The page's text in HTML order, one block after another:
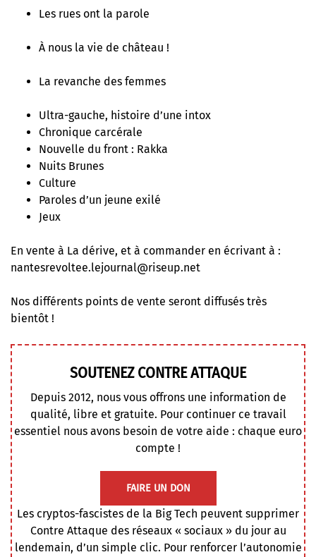
Les rues ont la parole
À nous la vie de château !
La revanche des femmes
Ultra-gauche, histoire d’une intox
Chronique carcérale
Nouvelle du front : Rakka
Nuits Brunes
Culture
Paroles d’un jeune exilé
Jeux
En vente à La dérive, et à commander en écrivant à :
nantesrevoltee.lejournal@riseup.net
Nos différents points de vente seront diffusés très
bientôt !
SOUTENEZ CONTRE ATTAQUE
Depuis 2012, nous vous offrons une information de
qualité, libre et gratuite. Pour continuer ce travail
essentiel nous avons besoin de votre aide : chaque euro
compte !
FAIRE UN DON
Les cryptos-fascistes de la Big Tech peuvent supprimer
Contre Attaque des réseaux « sociaux » du jour au
lendemain, d’un simple clic. Pour renforcer l’autonomie